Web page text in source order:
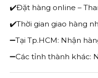
✔️Đặt hàng online –
✔️Thời gian giao hàng
➖Tại Tp.HCM: Nhận
➖Các tỉnh thành khác:
IPHONE 6S PLUS
IPHONE 6S